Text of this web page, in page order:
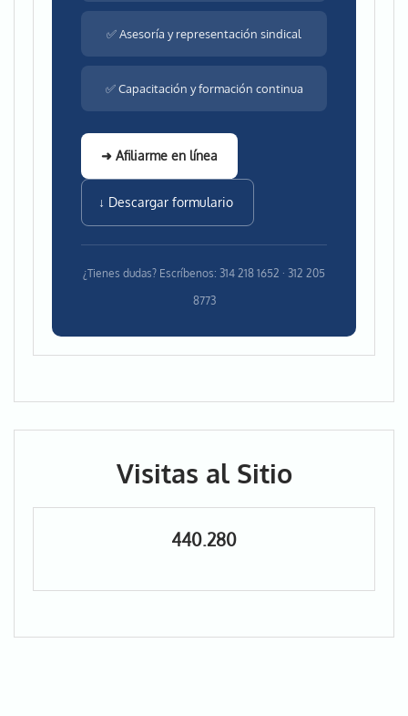
✅ Asesoría y representación sindical
✅ Capacitación y formación continua
➜ Afiliarme en línea
↓ Descargar formulario
¿Tienes dudas? Escríbenos: 314 218 1652 · 312 205
8773
Visitas al Sitio
440.280